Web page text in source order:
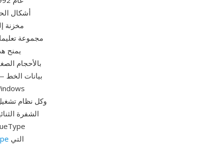
مجموعة
يمنح
بالأحجام
بيانات الخط
الشفرة